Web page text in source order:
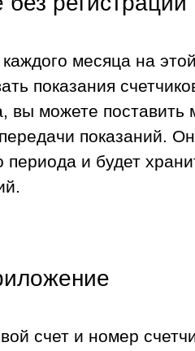
месяца на
показания
вы можете поставить
показаний.
периода и будет
счет и номер